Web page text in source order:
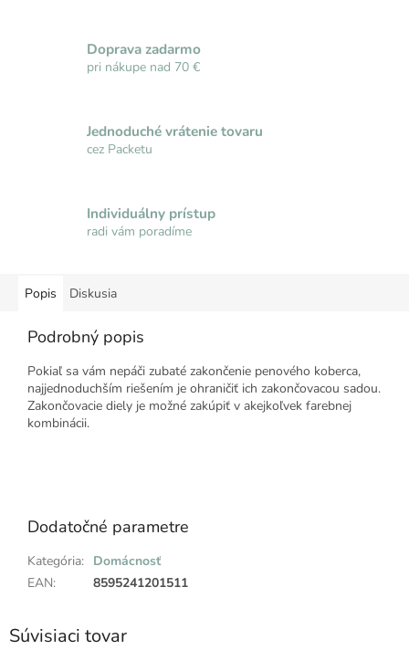
Doprava zadarmo
pri nákupe nad 70 €
Jednoduché vrátenie tovaru
cez Packetu
Individuálny prístup
radi vám poradíme
Popis Diskusia
Podrobný popis
Pokiaľ sa vám nepáči zubaté zakončenie penového koberca,
najjednoduchším riešením je ohraničiť ich zakončovacou sadou.
Zakončovacie diely je možné zakúpiť v akejkoľvek farebnej
kombinácii.
Dodatočné parametre
Kategória: Domácnosť
EAN: 8595241201511
Súvisiaci tovar